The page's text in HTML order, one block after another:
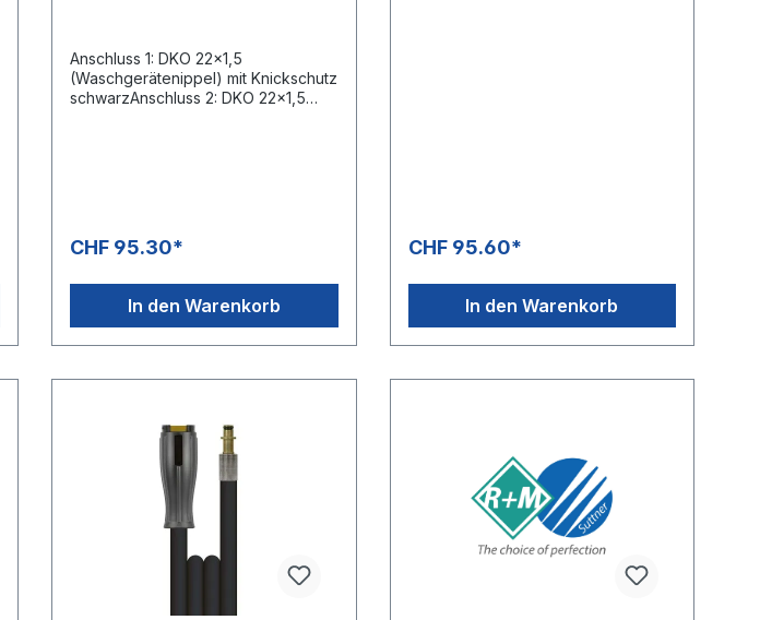
Anschluss 1: DKO 22x1,5
(Waschgerätenippel) mit Knickschutz
schwarzAnschluss 2: DKO 22x1,5
CHF 95.30*
In den Warenkorb
CHF 95.60*
In den Warenkorb